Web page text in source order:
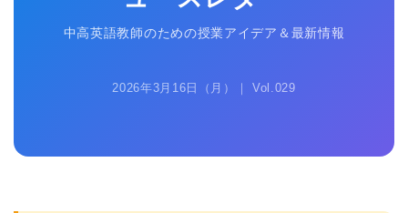
中高英語教師のための授業アイデア＆最新情報
2026年3月16日（月）｜ Vol.029